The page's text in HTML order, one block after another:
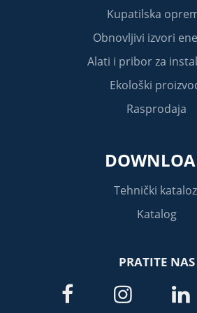
Kupatilska
Obnovljivi izvori
Alati i pribor za
Ekološki
Rasprodaja
Tehnički
Katalog
PRATITE NAS
  